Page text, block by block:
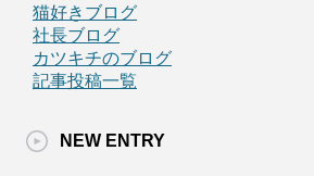
猫好きブログ
社長ブログ
カツキチのブログ
記事投稿一覧
NEW ENTRY